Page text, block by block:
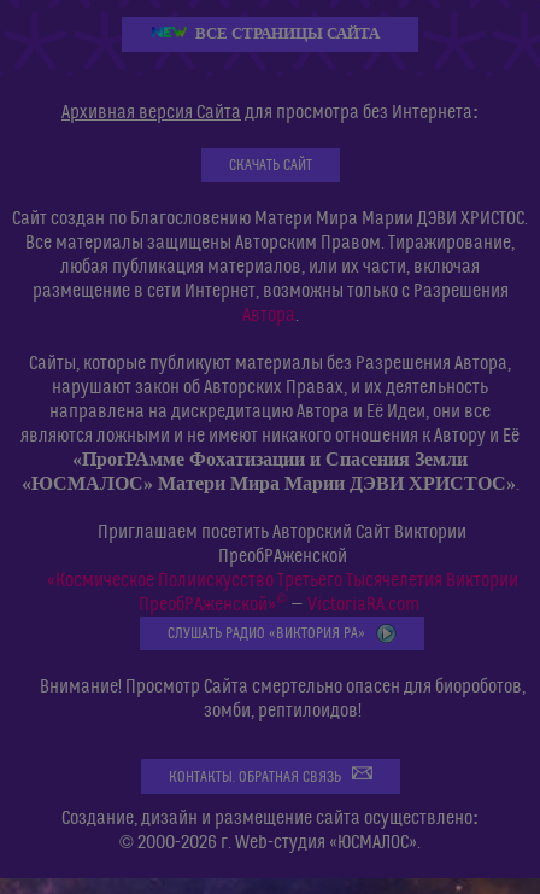
ВСЕ СТРАНИЦЫ САЙТА
Архивная версия Сайта для просмотра без Интернета:
СКАЧАТЬ САЙТ
Сайт создан по Благословению Матери Мира Марии ДЭВИ ХРИСТОС.
Все материалы защищены Авторским Правом. Тиражирование,
любая публикация материалов, или их части, включая
размещение в сети Интернет, возможны только с Разрешения
Автора.
Сайты, которые публикуют материалы без Разрешения Автора,
нарушают закон об Авторских Правах, и их деятельность
направлена на дискредитацию Автора и Её Идеи, они все
являются ложными и не имеют никакого отношения к Автору и Её
«ПрогРАмме Фохатизации и Спасения Земли
«ЮСМАЛОС» Матери Мира Марии ДЭВИ ХРИСТОС».
Приглашаем посетить Авторский Сайт Виктории
ПреобРАженской
«Космическое Полиискусство Третьего Тысячелетия Виктории
ПреобРАженской»©— VictoriaRA.com
СЛУШАТЬ РАДИО «ВИКТОРИЯ РА»
Внимание! Просмотр Сайта смертельно опасен для биороботов,
зомби, рептилоидов!
КОНТАКТЫ. ОБРАТНАЯ СВЯЗЬ
Создание, дизайн и размещение сайта осуществлено:
© 2000-2026 г. Web-студия «ЮСМАЛОС».